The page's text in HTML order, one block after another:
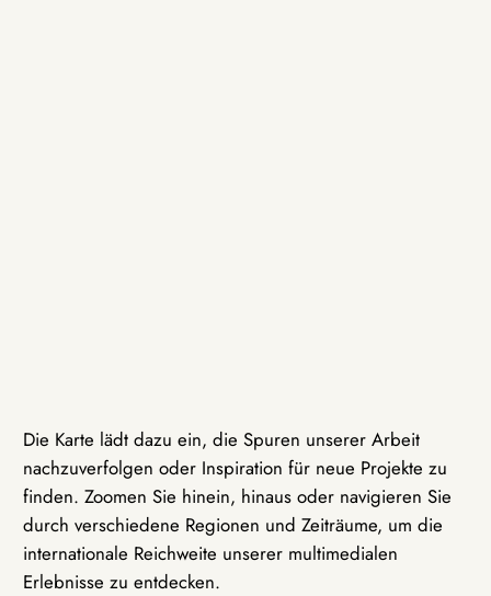
Die Karte lädt dazu ein, die Spuren unserer Arbeit
nachzuverfolgen oder Inspiration für neue Projekte zu
finden. Zoomen Sie hinein, hinaus oder navigieren Sie
durch verschiedene Regionen und Zeiträume, um die
internationale Reichweite unserer multimedialen
Erlebnisse zu entdecken.